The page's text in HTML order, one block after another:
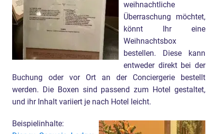
weihnachtliche
Überraschung möchtet,
könnt Ihr eine
Weihnachtsbox
bestellen. Diese kann
entweder direkt bei der
Buchung oder vor Ort an der Conciergerie bestellt
werden. Die Boxen sind passend zum Hotel gestaltet,
und ihr Inhalt variiert je nach Hotel leicht.
Beispielinhalte: